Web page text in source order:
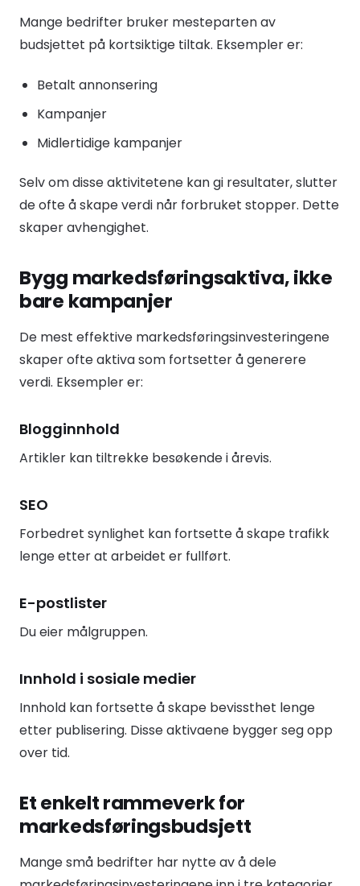
Mange bedrifter bruker mesteparten av
budsjettet på kortsiktige tiltak. Eksempler er:
Betalt annonsering
Kampanjer
Midlertidige kampanjer
Selv om disse aktivitetene kan gi resultater, slutter
de ofte å skape verdi når forbruket stopper. Dette
skaper avhengighet.
Bygg markedsføringsaktiva, ikke
bare kampanjer
De mest effektive markedsføringsinvesteringene
skaper ofte aktiva som fortsetter å generere
verdi. Eksempler er:
Blogginnhold
Artikler kan tiltrekke besøkende i årevis.
SEO
Forbedret synlighet kan fortsette å skape trafikk
lenge etter at arbeidet er fullført.
E-postlister
Du eier målgruppen.
Innhold i sosiale medier
Innhold kan fortsette å skape bevissthet lenge
etter publisering. Disse aktivaene bygger seg opp
over tid.
Et enkelt rammeverk for
markedsføringsbudsjett
Mange små bedrifter har nytte av å dele